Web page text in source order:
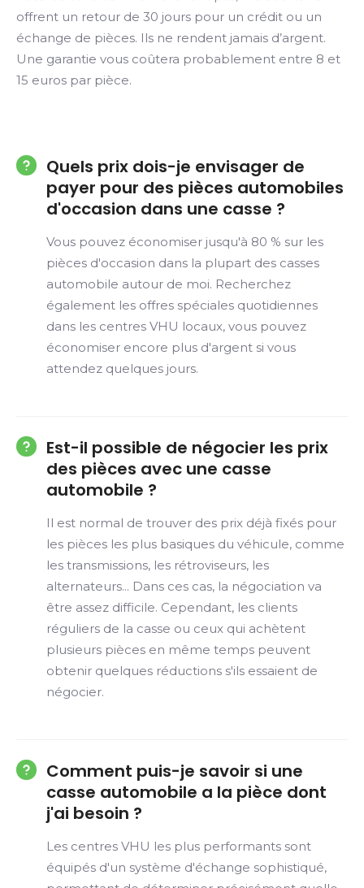
offrent un retour de 30 jours pour un crédit ou un
échange de pièces. Ils ne rendent jamais d’argent.
Une garantie vous coûtera probablement entre 8 et
15 euros par pièce.
Quels prix dois-je envisager de
payer pour des pièces automobiles
d'occasion dans une casse ?
Vous pouvez économiser jusqu'à 80 % sur les
pièces d'occasion dans la plupart des casses
automobile autour de moi. Recherchez
également les offres spéciales quotidiennes
dans les centres VHU locaux, vous pouvez
économiser encore plus d'argent si vous
attendez quelques jours.
Est-il possible de négocier les prix
des pièces avec une casse
automobile ?
Il est normal de trouver des prix déjà fixés pour
les pièces les plus basiques du véhicule, comme
les transmissions, les rétroviseurs, les
alternateurs... Dans ces cas, la négociation va
être assez difficile. Cependant, les clients
réguliers de la casse ou ceux qui achètent
plusieurs pièces en même temps peuvent
obtenir quelques réductions s'ils essaient de
négocier.
Comment puis-je savoir si une
casse automobile a la pièce dont
j'ai besoin ?
Les centres VHU les plus performants sont
équipés d'un système d'échange sophistiqué,